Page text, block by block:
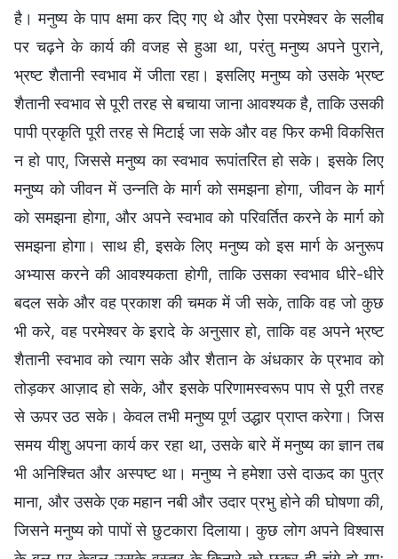
है। मनुष्य के पाप क्षमा कर दिए गए थे और ऐसा परमेश्वर के सलीब
पर चढ़ने के कार्य की वजह से हुआ था, परंतु मनुष्य अपने पुराने,
भ्रष्ट शैतानी स्वभाव में जीता रहा। इसलिए मनुष्य को उसके भ्रष्ट
शैतानी स्वभाव से पूरी तरह से बचाया जाना आवश्यक है, ताकि उसकी
पापी प्रकृति पूरी तरह से मिटाई जा सके और वह फिर कभी विकसित
न हो पाए, जिससे मनुष्य का स्वभाव रूपांतरित हो सके। इसके लिए
मनुष्य को जीवन में उन्नति के मार्ग को समझना होगा, जीवन के मार्ग
को समझना होगा, और अपने स्वभाव को परिवर्तित करने के मार्ग को
समझना होगा। साथ ही, इसके लिए मनुष्य को इस मार्ग के अनुरूप
अभ्यास करने की आवश्यकता होगी, ताकि उसका स्वभाव धीरे-धीरे
बदल सके और वह प्रकाश की चमक में जी सके, ताकि वह जो कुछ
भी करे, वह परमेश्वर के इरादे के अनुसार हो, ताकि वह अपने भ्रष्ट
शैतानी स्वभाव को त्याग सके और शैतान के अंधकार के प्रभाव को
तोड़कर आज़ाद हो सके, और इसके परिणामस्वरूप पाप से पूरी तरह
से ऊपर उठ सके। केवल तभी मनुष्य पूर्ण उद्धार प्राप्त करेगा। जिस
समय यीशु अपना कार्य कर रहा था, उसके बारे में मनुष्य का ज्ञान तब
भी अनिश्चित और अस्पष्ट था। मनुष्य ने हमेशा उसे दाऊद का पुत्र
माना, और उसके एक महान नबी और उदार प्रभु होने की घोषणा की,
जिसने मनुष्य को पापों से छुटकारा दिलाया। कुछ लोग अपने विश्वास